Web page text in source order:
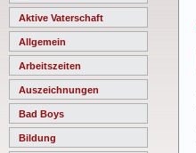
Aktive Vaterschaft
Allgemein
Arbeitszeiten
Auszeichnungen
Bad Boys
Bildung